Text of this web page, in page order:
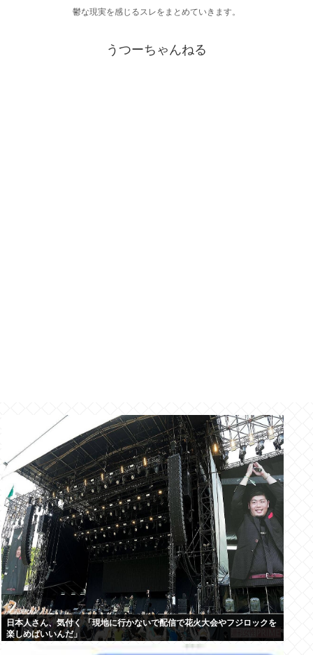
鬱な現実を感じるスレをまとめていきます。
うつーちゃんねる
日本人さん、気付く 「現地に行かないで配信で花火大会やフジロックを
楽しめばいいんだ」